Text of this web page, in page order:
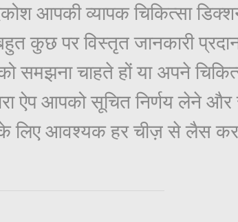
आपकी व्यापक चिकित्सा
बहुत कुछ पर विस्तृत जानकारी
समझना चाहते हों या अपने
ऐप आपको सूचित निर्णय लेने
लिए आवश्यक हर चीज़ से लैस